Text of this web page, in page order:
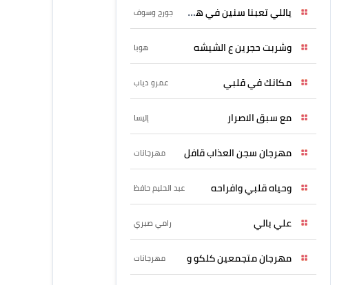
ياللي تعبنا سنين في هواه جورج وسوف
وشربت حجرين ع الشيشه هوبا
مكانك في قلبي عمرو دياب
مع سبق الاصرار إليسا
مهرجان سجن العذاب قافل مهرجانات
وحياه قلبي وافراحه عبد الحليم حافظ
علي بالي رامي صبري
مهرجان متجمعين كلكو و مهرجانات